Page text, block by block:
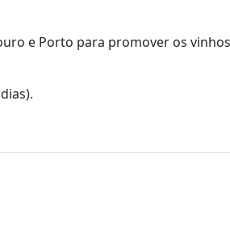
e Porto para promover os